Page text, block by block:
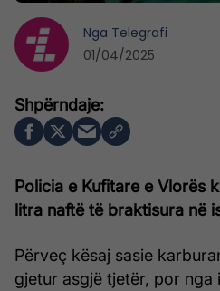
Policia e Kufitare e Vlorës
litra naftë të braktisura në
Përveç kësaj sasie
gjetur asgjë tjetër, por nga
Nga Telegrafi
01/04/2025